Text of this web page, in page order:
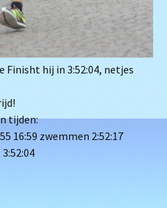
Finisht hij in 3:52:04, netjes
tijden:
16:59 zwemmen 2:52:17